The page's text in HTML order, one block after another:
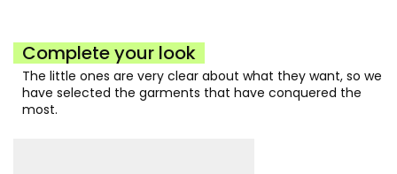
Complete your look
The little ones are very clear about what they want, so we
have selected the garments that have conquered the
most.